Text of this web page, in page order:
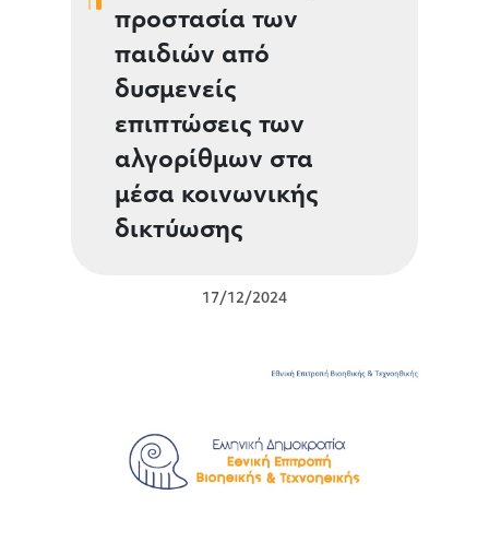
προστασία των
παιδιών από
δυσμενείς
επιπτώσεις των
αλγορίθμων στα
μέσα κοινωνικής
δικτύωσης
17/12/2024